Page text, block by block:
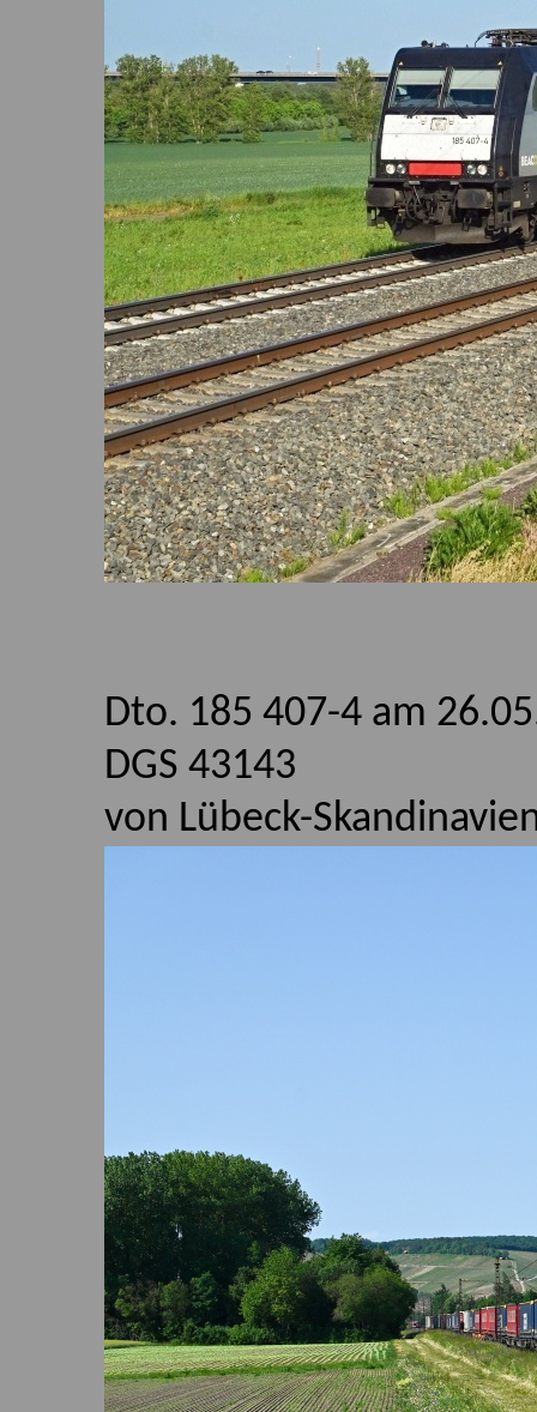
Dto. 185 407-4 am
DGS 43143
von Lübeck-